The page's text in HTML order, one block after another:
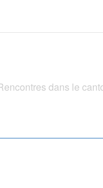
dans le